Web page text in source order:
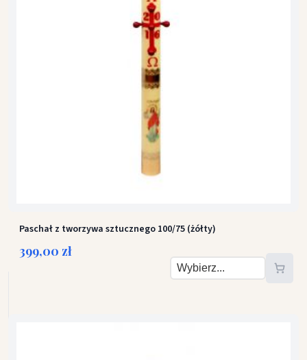
Paschał z tworzywa sztucznego 100/75 (żółty)
399,00 zł